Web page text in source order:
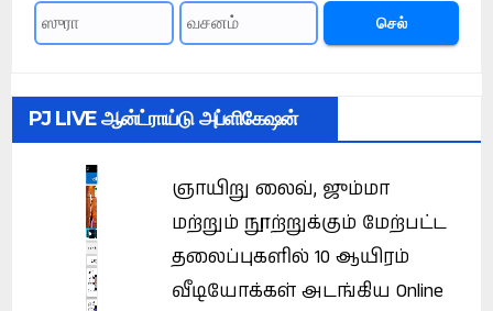
செல்
PJ LIVE ஆன்ட்ராய்டு அப்ளிகேஷன்
ஞாயிறு லைவ், ஜும்மா
மற்றும் நூற்றுக்கும் மேற்பட்ட
தலைப்புகளில் 10 ஆயிரம்
வீடியோக்கள் அடங்கிய Online